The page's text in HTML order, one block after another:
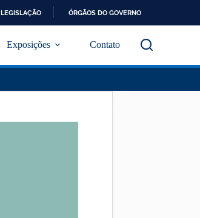
LEGISLAÇÃO ÓRGÃOS DO GOVERNO
Exposições Contato